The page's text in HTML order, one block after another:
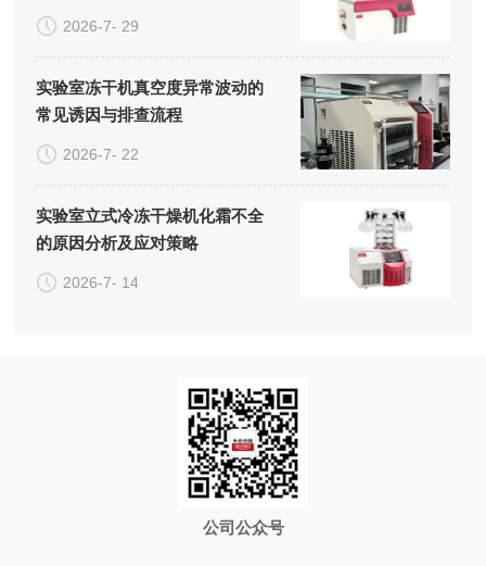
2026-7- 29
实验室冻干机真空度异常波动的
常见诱因与排查流程
2026-7- 22
实验室立式冷冻干燥机化霜不全
的原因分析及应对策略
2026-7- 14
公司公众号